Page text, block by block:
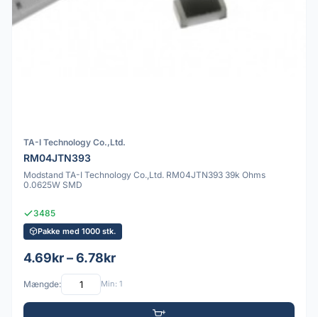
TA-I Technology Co.,Ltd.
RM04JTN393
Modstand TA-I Technology Co.,Ltd. RM04JTN393 39k Ohms
0.0625W SMD
3485
Pakke med 1000 stk.
4.69kr – 6.78kr
Mængde: Min: 1